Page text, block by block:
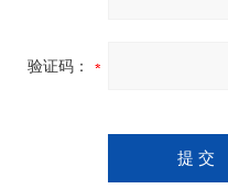
验证码：